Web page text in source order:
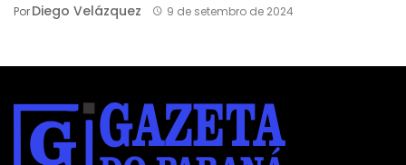
PorDiego Velázquez 9 de setembro de 2024